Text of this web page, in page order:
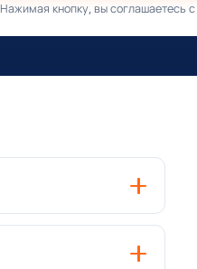
Нажимая кнопку, вы соглашаетесь с